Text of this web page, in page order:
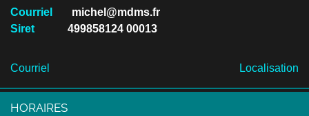
Courriel
michel@mdms.fr
Siret
499858124 00013
Courriel Localisation
HORAIRES